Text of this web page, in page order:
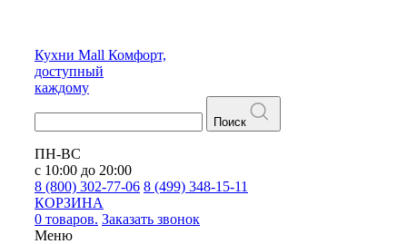
Кухни Mall Комфорт,
доступный
каждому
Поиск
ПН-ВС
с 10:00 до 20:00
8 (800) 302-77-06 8 (499) 348-15-11
КОРЗИНА
0 товаров. Заказать звонок
Меню